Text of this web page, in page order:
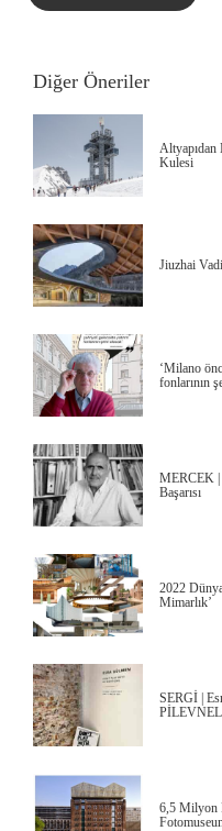
Diğer Öneriler
Kulesi
Jiuzhai
‘Milano
fonlarının
MERCEK |
Başarısı
2022
Mimarlık’
SERGİ |
6,5 Milyon